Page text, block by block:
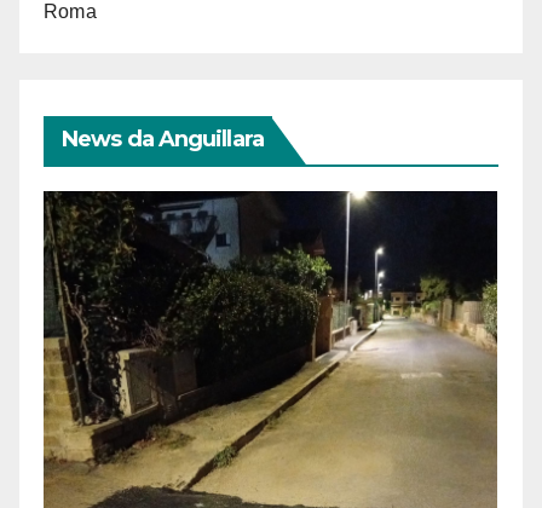
Roma
News da Anguillara